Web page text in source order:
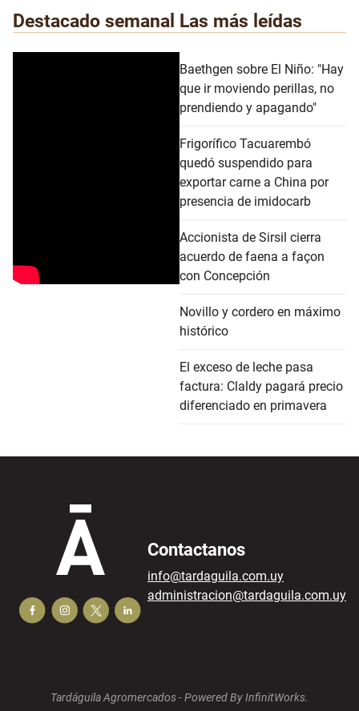
Destacado semanal Las más leídas
Baethgen sobre El Niño: "Hay
que ir moviendo perillas, no
prendiendo y apagando"
Frigorífico Tacuarembó
quedó suspendido para
exportar carne a China por
presencia de imidocarb
Accionista de Sirsil cierra
acuerdo de faena a façon
con Concepción
Novillo y cordero en máximo
histórico
El exceso de leche pasa
factura: Claldy pagará precio
diferenciado en primavera
Contactanos
info@tardaguila.com.uy
administracion@tardaguila.com.uy
Tardáguila Agromercados -Powered By InfinitWorks.